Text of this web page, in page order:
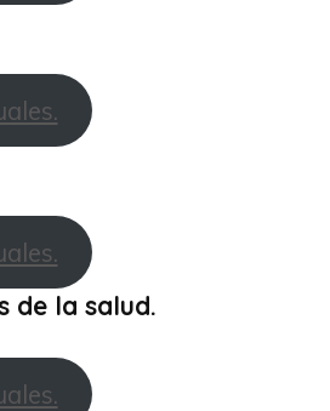
de la salud.